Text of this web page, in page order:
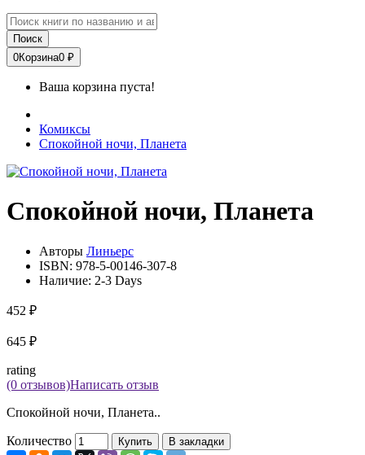
Поиск
0Корзина0 ₽
Ваша корзина пуста!
Комиксы
Спокойной ночи, Планета
Спокойной ночи, Планета
Авторы Линьерс
ISBN: 978-5-00146-307-8
Наличие: 2-3 Days
452 ₽
645 ₽
rating
(0 отзывов)Написать отзыв
Спокойной ночи, Планета..
Количество Купить В закладки